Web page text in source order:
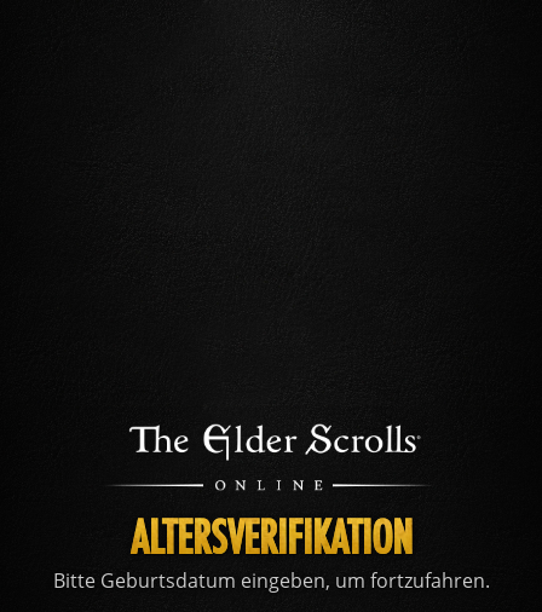
ALTERSVERIFIKATION
Bitte Geburtsdatum eingeben, um fortzufahren.